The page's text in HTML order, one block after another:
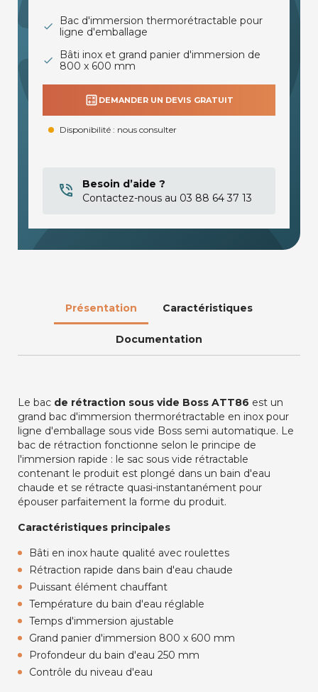
Bac d'immersion thermorétractable pour
ligne d'emballage
Bâti inox et grand panier d'immersion de
800 x 600 mm
calculate DEMANDER UN DEVIS GRATUIT
Disponibilité : nous consulter
Besoin d’aide ?
Contactez-nous au 03 88 64 37 13
Présentation Caractéristiques
Documentation
Le bac de rétraction sous vide Boss ATT86 est un
grand bac d'immersion thermorétractable en inox pour
ligne d'emballage sous vide Boss semi automatique. Le
bac de rétraction fonctionne selon le principe de
l'immersion rapide : le sac sous vide rétractable
contenant le produit est plongé dans un bain d'eau
chaude et se rétracte quasi-instantanément pour
épouser parfaitement la forme du produit.
Caractéristiques principales
Bâti en inox haute qualité avec roulettes
Rétraction rapide dans bain d'eau chaude
Puissant élément chauffant
Température du bain d'eau réglable
Temps d'immersion ajustable
Grand panier d'immersion 800 x 600 mm
Profondeur du bain d'eau 250 mm
Contrôle du niveau d'eau